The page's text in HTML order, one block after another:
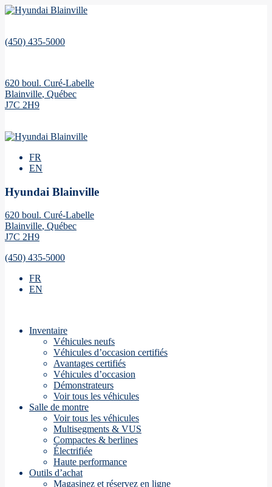
(450) 435-5000
620 boul. Curé-Labelle
Blainville, Québec
J7C 2H9
FR
EN
Hyundai Blainville
620 boul. Curé-Labelle
Blainville, Québec
J7C 2H9
(450) 435-5000
FR
EN
Inventaire
Véhicules neufs
Véhicules d’occasion certifiés
Avantages certifiés
Véhicules d’occasion
Démonstrateurs
Voir tous les véhicules
Salle de montre
Voir tous les véhicules
Multisegments & VUS
Compactes & berlines
Électrifiée
Haute performance
Outils d’achat
Magasinez et réservez en ligne